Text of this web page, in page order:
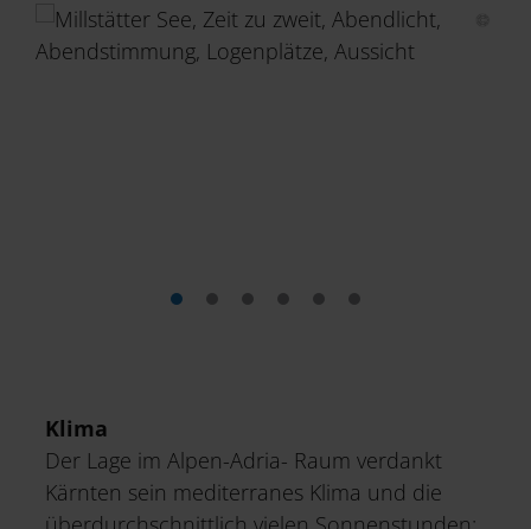
Klima
Der Lage im Alpen-Adria- Raum verdankt
Kärnten sein mediterranes Klima und die